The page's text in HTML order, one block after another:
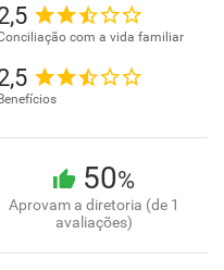
com a vida familiar
Benefícios
50%
Aprovam a diretoria (de 1
avaliações)